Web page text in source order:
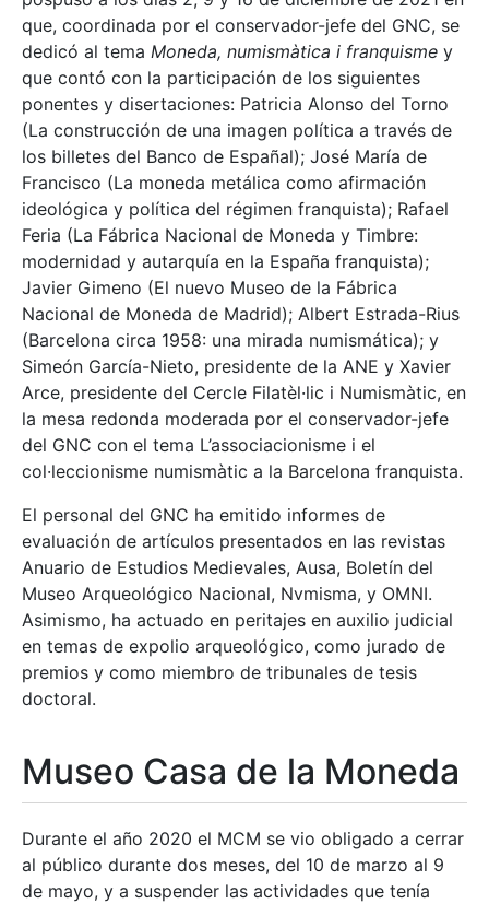
que, coordinada por el conservador-jefe del GNC, se
dedicó al tema Moneda, numismàtica i franquisme y
que contó con la participación de los siguientes
ponentes y disertaciones: Patricia Alonso del Torno
(La construcción de una imagen política a través de
los billetes del Banco de Españal); José María de
Francisco (La moneda metálica como afirmación
ideológica y política del régimen franquista); Rafael
Feria (La Fábrica Nacional de Moneda y Timbre:
modernidad y autarquía en la España franquista);
Javier Gimeno (El nuevo Museo de la Fábrica
Nacional de Moneda de Madrid); Albert Estrada-Rius
(Barcelona circa 1958: una mirada numismática); y
Simeón García-Nieto, presidente de la ANE y Xavier
Arce, presidente del Cercle Filatèl·lic i Numismàtic, en
la mesa redonda moderada por el conservador-jefe
del GNC con el tema L’associacionisme i el
col·leccionisme numismàtic a la Barcelona franquista.
El personal del GNC ha emitido informes de
evaluación de artículos presentados en las revistas
Anuario de Estudios Medievales, Ausa, Boletín del
Museo Arqueológico Nacional, Nvmisma, y OMNI.
Asimismo, ha actuado en peritajes en auxilio judicial
en temas de expolio arqueológico, como jurado de
premios y como miembro de tribunales de tesis
doctoral.
Museo Casa de la Moneda
Durante el año 2020 el MCM se vio obligado a cerrar
al público durante dos meses, del 10 de marzo al 9
de mayo, y a suspender las actividades que tenía